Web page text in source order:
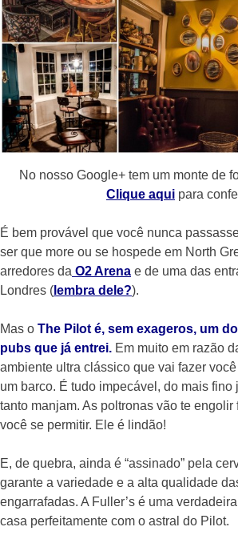
No nosso Google+ tem um monte de
Clique aqui para
É bem provável que você nunca
ser que more ou se hospede em North
arredores da O2 Arena e de uma das
Londres ( lembra dele?).
Mas o The Pilot é, sem exageros, um
pubs que já entrei. Em muito em razão
ambiente ultra clássico que vai fazer
um barco. É tudo impecável, do mais
tanto manjam. As poltronas vão te engolir
você se permitir. Ele é lindão!
E, de quebra, ainda é “assinado” pela
garante a variedade e a alta qualidade
engarrafadas. A Fuller’s é uma
casa perfeitamente com o astral do Pilot.